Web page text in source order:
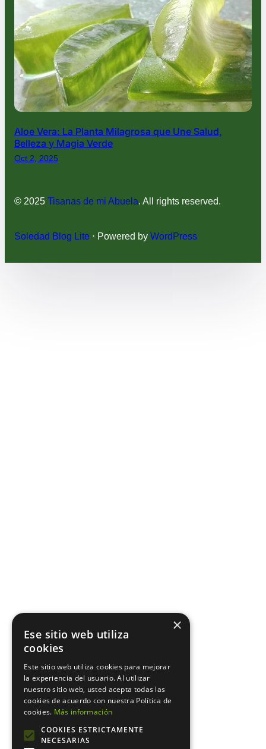
Aloe Vera: La Planta Milagrosa que Une Salud,
Belleza y Magia Verde
Oct 2, 2025
© 2025 Tisanas de mi Abuela. All rights reserved.
Soledad Blog Lite ⋅ Powered by WordPress
×
Ese sitio web utiliza
cookies
Este sitio web utiliza cookies para mejorar
la experiencia del usuario. Al utilizar
nuestro sitio web, usted acepta todas las
cookies de acuerdo con nuestra Política de
cookies. Más información
COOKIES ESTRICTAMENTE
NECESARIAS